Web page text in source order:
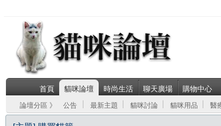
首頁 貓咪論壇 時尚生活 聊天廣場 購物中心
論壇分區 》 公告 最新主題 貓咪討論 貓咪用品 醫